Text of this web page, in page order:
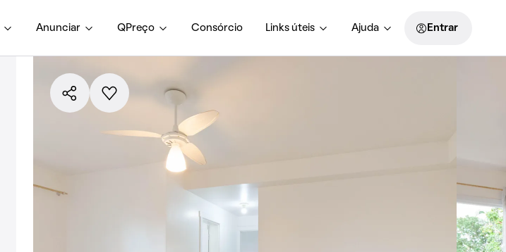
Anunciar QPreço Consórcio Links úteis Ajuda Entrar